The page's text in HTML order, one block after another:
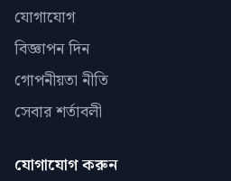
যোগাযোগ
বিজ্ঞাপন দিন
গোপনীয়তা নীতি
সেবার শর্তাবলী
যোগাযোগ করুন